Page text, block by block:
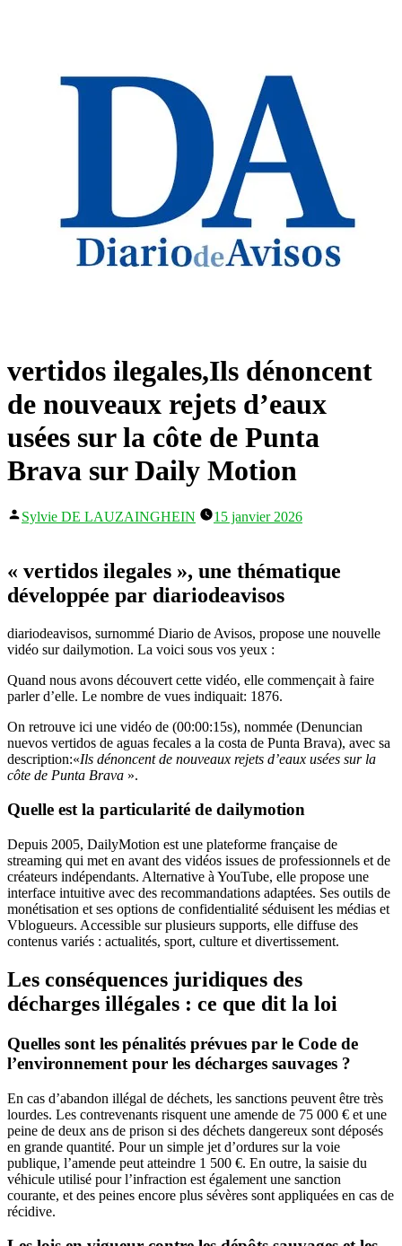
vertidos ilegales,Ils dénoncent
de nouveaux rejets d’eaux
usées sur la côte de Punta
Brava sur Daily Motion
Publié
Sylvie DE LAUZAINGHEIN 15 janvier 2026
« vertidos ilegales », une thématique
développée par diariodeavisos
diariodeavisos, surnommé Diario de Avisos, propose une nouvelle
vidéo sur dailymotion. La voici sous vos yeux :
Quand nous avons découvert cette vidéo, elle commençait à faire
parler d’elle. Le nombre de vues indiquait: 1876.
On retrouve ici une vidéo de (00:00:15s), nommée (Denuncian
nuevos vertidos de aguas fecales a la costa de Punta Brava), avec sa
description:«Ils dénoncent de nouveaux rejets d’eaux usées sur la
côte de Punta Brava ».
Quelle est la particularité de dailymotion
Depuis 2005, DailyMotion est une plateforme française de
streaming qui met en avant des vidéos issues de professionnels et de
créateurs indépendants. Alternative à YouTube, elle propose une
interface intuitive avec des recommandations adaptées. Ses outils de
monétisation et ses options de confidentialité séduisent les médias et
Vblogueurs. Accessible sur plusieurs supports, elle diffuse des
contenus variés : actualités, sport, culture et divertissement.
Les conséquences juridiques des
décharges illégales : ce que dit la loi
Quelles sont les pénalités prévues par le Code de
l’environnement pour les décharges sauvages ?
En cas d’abandon illégal de déchets, les sanctions peuvent être très
lourdes. Les contrevenants risquent une amende de 75 000 € et une
peine de deux ans de prison si des déchets dangereux sont déposés
en grande quantité. Pour un simple jet d’ordures sur la voie
publique, l’amende peut atteindre 1 500 €. En outre, la saisie du
véhicule utilisé pour l’infraction est également une sanction
courante, et des peines encore plus sévères sont appliquées en cas de
récidive.